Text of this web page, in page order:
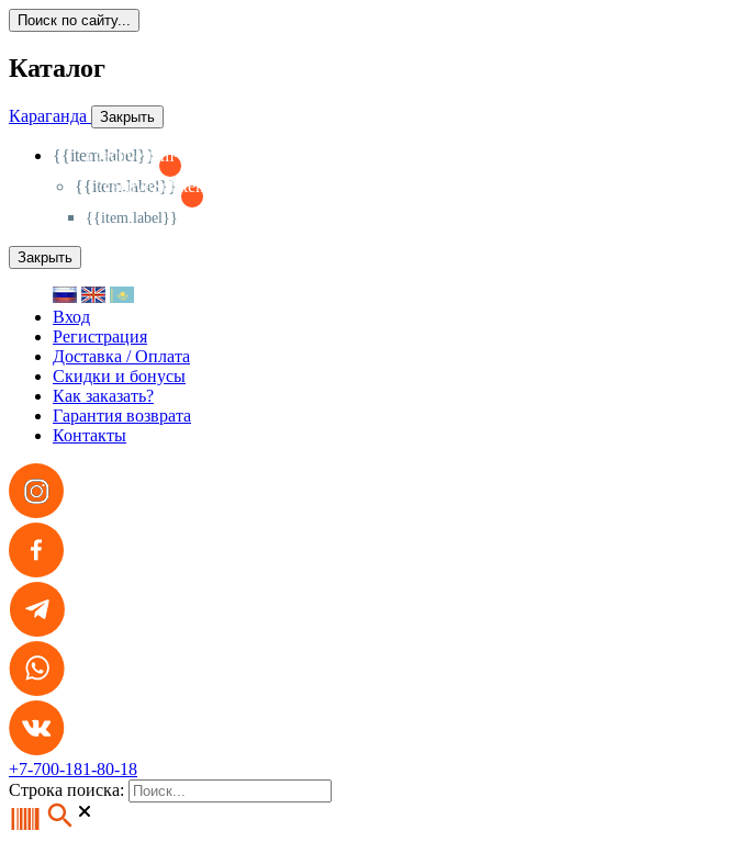
Поиск по сайту...
Каталог
Караганда Закрыть
{{item.label}}
{{activeItem==item.id?'-
{{item.label}}
{{activeSubitem==item.id?'-
{{item.label}}
Закрыть
Вход
Регистрация
Доставка / Оплата
Скидки и бонусы
Как заказать?
Гарантия возврата
Контакты
+7-700-181-80-18
Строка поиска: